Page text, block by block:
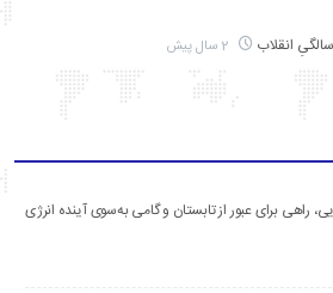
راهی برای عبور از تابستان و گامی به‌سوی آینده انرژی